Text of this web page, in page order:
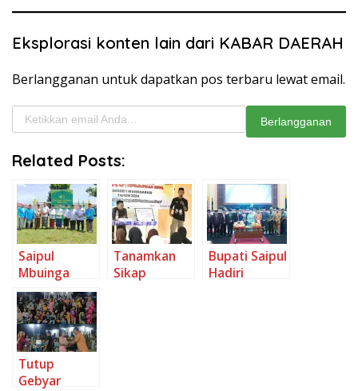
Eksplorasi konten lain dari KABAR DAERAH
Berlangganan untuk dapatkan pos terbaru lewat email.
Ketikkan email Anda...
Berlangganan
Related Posts:
Saipul
Mbuinga
Hadiri Apel
Akbar
Peringatan
Hari Santri
Nasional
2024
Tanamkan
Sikap
Bupati Saipul
Hadiri
Tutup
Gebyar